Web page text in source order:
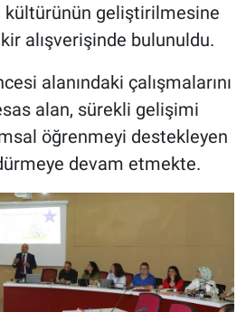
kültürünün geliştirilmesine
alışverişinde bulunuldu.
alanındaki çalışmalarını
alan, sürekli gelişimi
öğrenmeyi destekleyen
devam etmekte.